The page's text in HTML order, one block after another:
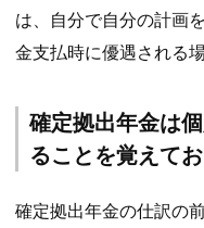
は、自分で自分の計画
金支払時に優遇される
確定拠出年金は
ることを覚えて
確定拠出年金の仕訳の